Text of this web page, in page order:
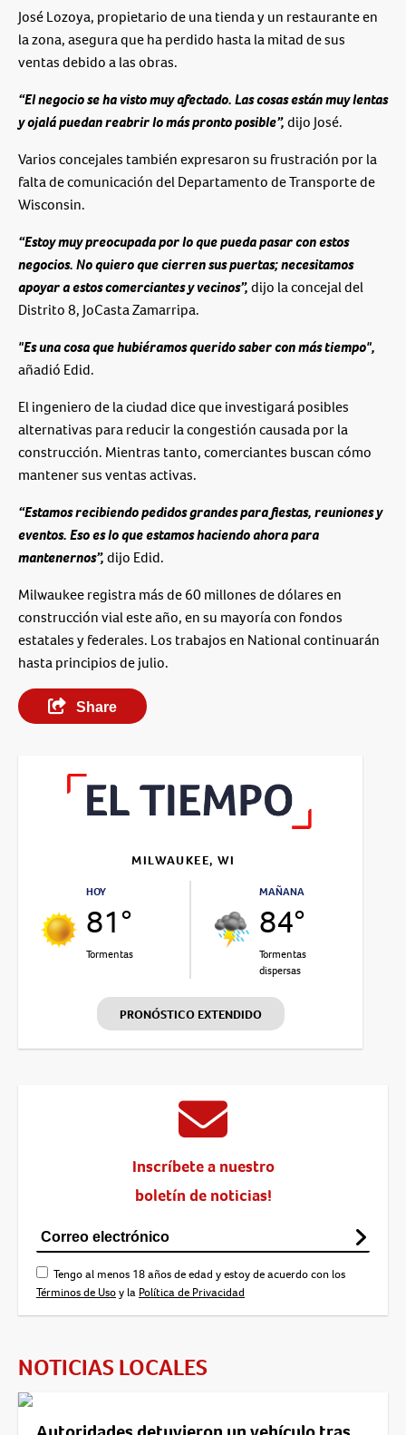
José Lozoya, propietario de una tienda y un restaurante en
la zona, asegura que ha perdido hasta la mitad de sus
ventas debido a las obras.
“El negocio se ha visto muy afectado. Las cosas están muy lentas
y ojalá puedan reabrir lo más pronto posible”,dijo José.
Varios concejales también expresaron su frustración por la
falta de comunicación del Departamento de Transporte de
Wisconsin.
“Estoy muy preocupada por lo que pueda pasar con estos
negocios. No quiero que cierren sus puertas; necesitamos
apoyar a estos comerciantes y vecinos”,dijo la concejal del
Distrito 8, JoCasta Zamarripa.
"Es una cosa que hubiéramos querido saber con más tiempo",
añadió Edid.
El ingeniero de la ciudad dice que investigará posibles
alternativas para reducir la congestión causada por la
construcción. Mientras tanto, comerciantes buscan cómo
mantener sus ventas activas.
“Estamos recibiendo pedidos grandes para fiestas, reuniones y
eventos. Eso es lo que estamos haciendo ahora para
mantenernos”,dijo Edid.
Milwaukee registra más de 60 millones de dólares en
construcción vial este año, en su mayoría con fondos
estatales y federales. Los trabajos en National continuarán
hasta principios de julio.
Share
MILWAUKEE, WI
HOY
81°
Tormentas
MAÑANA
84°
Tormentas
dispersas
PRONÓSTICO EXTENDIDO
Inscríbete a nuestro
boletín de noticias!
Tengo al menos 18 años de edad y estoy de acuerdo con los
Términos de Usoy la Política de Privacidad
NOTICIAS LOCALES